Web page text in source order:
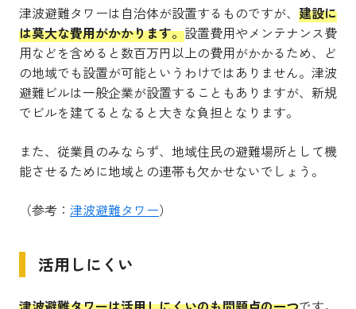
津波避難タワーは自治体が設置するものですが、 建設に
は莫大な費用がかかります。設置費用やメンテナンス費
用などを含めると数百万円以上の費用がかかるため、ど
の地域でも設置が可能というわけではありません。津波
避難ビルは一般企業が設置することもありますが、新規
でビルを建てるとなると大きな負担となります。
また、従業員のみならず、地域住民の避難場所として機
能させるために地域との連帯も欠かせないでしょう。
（参考： 津波避難タワー）
活用しにくい